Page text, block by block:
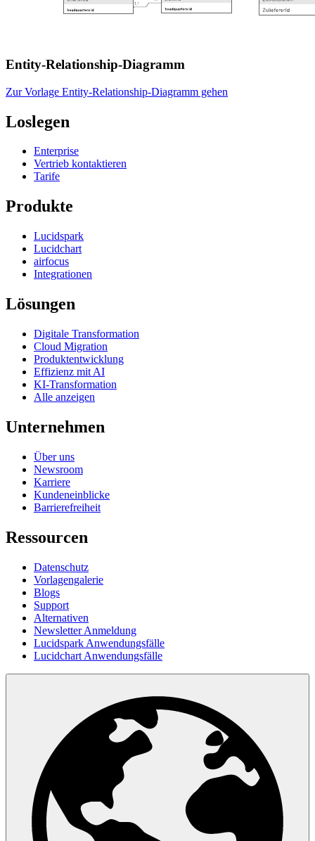
Entity-Relationship-Diagramm
Zur Vorlage Entity-Relationship-Diagramm gehen
Loslegen
Enterprise
Vertrieb kontaktieren
Tarife
Produkte
Lucidspark
Lucidchart
airfocus
Integrationen
Lösungen
Digitale Transformation
Cloud Migration
Produktentwicklung
Effizienz mit AI
KI-Transformation
Alle anzeigen
Unternehmen
Über uns
Newsroom
Karriere
Kundeneinblicke
Barrierefreiheit
Ressourcen
Datenschutz
Vorlagengalerie
Blogs
Support
Alternativen
Newsletter Anmeldung
Lucidspark Anwendungsfälle
Lucidchart Anwendungsfälle